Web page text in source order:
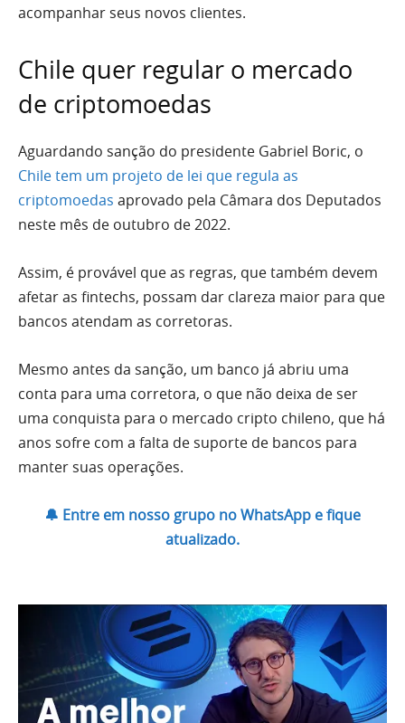
acompanhar seus novos clientes.
Chile quer regular o mercado
de criptomoedas
Aguardando sanção do presidente Gabriel Boric, o
Chile tem um projeto de lei que regula as
criptomoedas aprovado pela Câmara dos Deputados
neste mês de outubro de 2022.
Assim, é provável que as regras, que também devem
afetar as fintechs, possam dar clareza maior para que
bancos atendam as corretoras.
Mesmo antes da sanção, um banco já abriu uma
conta para uma corretora, o que não deixa de ser
uma conquista para o mercado cripto chileno, que há
anos sofre com a falta de suporte de bancos para
manter suas operações.
🔔 Entre em nosso grupo no WhatsApp e fique
atualizado.